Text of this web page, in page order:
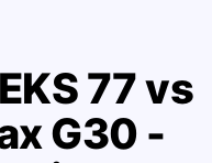
77 vs
G30 -